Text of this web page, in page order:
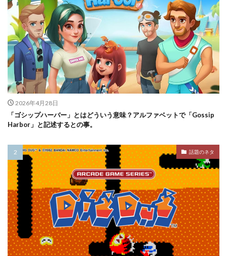
2026年4月28日
「ゴシップハーバー」とはどういう意味？アルファベットで「Gossip
Harbor」と記述するとの事。
話題のネタ